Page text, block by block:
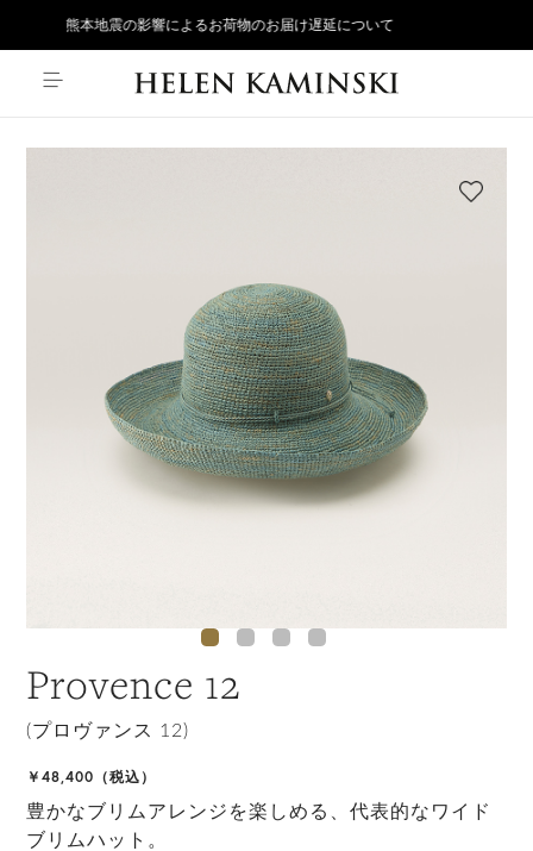
熊本地震の影響によるお荷物のお届け遅延について
Provence 12
(プロヴァンス 12)
￥48,400（税込）
豊かなブリムアレンジを楽しめる、代表的なワイド
ブリムハット。